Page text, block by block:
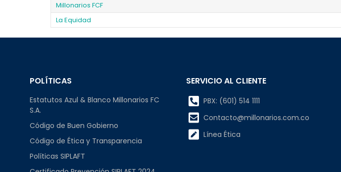
Millonarios FCF
La Equidad
POLÍTICAS
Estatutos Azul & Blanco Millonarios FC
S.A.
Código de Buen Gobierno
Código de Ética y Transparencia
Políticas SIPLAFT
SERVICIO AL CLIENTE
PBX: (601) 514 1111
Contacto@millonarios.com.co
Línea Ética